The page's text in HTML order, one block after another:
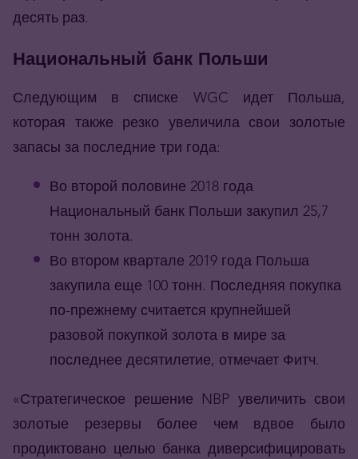
десять раз.
Национальный банк Польши
Следующим в списке WGC идет Польша,
которая также резко увеличила свои золотые
запасы за последние три года:
Во второй половине 2018 года
Национальный банк Польши закупил 25,7
тонн золота.
Во втором квартале 2019 года Польша
закупила еще 100 тонн. Последняя покупка
по-прежнему считается крупнейшей
разовой покупкой золота в мире за
последнее десятилетие, отмечает Фитч.
«Стратегическое решение NBP увеличить свои
золотые резервы более чем вдвое было
продиктовано целью банка диверсифицировать